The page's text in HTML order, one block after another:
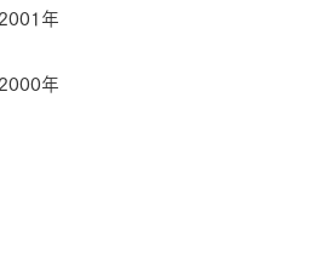
2001年
2000年